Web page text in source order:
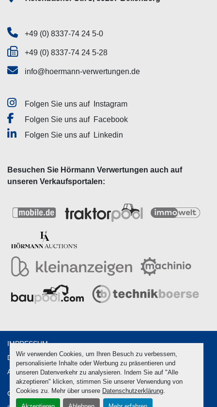
Wir verwenden Cookies, um Ihren Besuch zu verbessern,
personalisierte Inhalte oder Werbung zu präsentieren und
unseren Datenverkehr zu analysieren. Indem Sie auf "Alle
akzeptieren" klicken, stimmen Sie unserer Verwendung von
Cookies zu. Mehr über unsere Datenschutzerklärung.
+49 (0) 8337-74 24 5-0
+49 (0) 8337-74 24 5-28
info@hoermann-verwertungen.de
Folgen Sie uns auf
Instagram
Folgen Sie uns auf Facebook
Folgen Sie uns auf
Linkedin
Besuchen Sie Hörmann Verwertungen auch auf
unseren Verkaufsportalen:
Cookie-Einstellungen
IMPRESSUM
DATENSCHUTZ
AGB